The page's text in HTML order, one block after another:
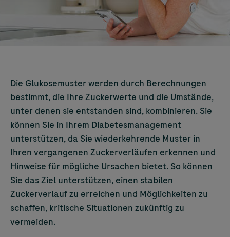
Die Glukosemuster werden durch Berechnungen
bestimmt, die Ihre Zuckerwerte und die Umstände,
unter denen sie entstanden sind, kombinieren. Sie
können Sie in Ihrem Diabetesmanagement
unterstützen, da Sie wiederkehrende Muster in
Ihren vergangenen Zuckerverläufen erkennen und
Hinweise für mögliche Ursachen bietet. So können
Sie das Ziel unterstützen, einen stabilen
Zuckerverlauf zu erreichen und Möglichkeiten zu
schaffen, kritische Situationen zukünftig zu
vermeiden.